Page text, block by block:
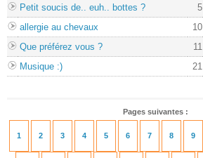
Petit soucis de.. euh.. bottes ? 5
allergie au chevaux 10
Que préférez vous ? 11
Musique :) 21
Pages suivantes :
1 2 3 4 5 6 7 8 9